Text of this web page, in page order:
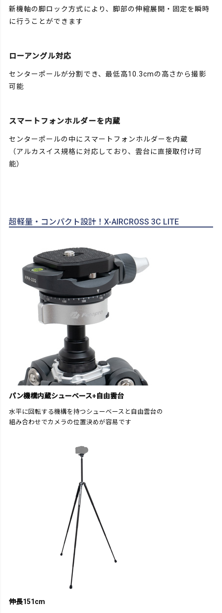
新機軸の脚ロック方式により、脚部の伸縮展開・固定を瞬時
に行うことができます
ローアングル対応
センターポールが分割でき、最低高10.3cmの高さから撮影
可能
スマートフォンホルダーを内蔵
センターポールの中にスマートフォンホルダーを内蔵
（アルカスイス規格に対応しており、雲台に直接取付け可
能）
超軽量・コンパクト設計！X-AIRCROSS 3C LITE
パン機構内蔵シューベース+自由雲台
水平に回転する機構を持つシューベースと自由雲台の
組み合わせでカメラの位置決めが容易です
伸長151cm